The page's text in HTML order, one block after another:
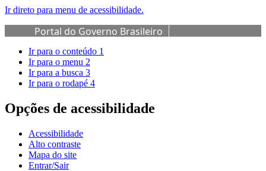
Ir direto para menu de acessibilidade.
Portal do Governo Brasileiro
Ir para o conteúdo 1
Ir para o menu 2
Ir para a busca 3
Ir para o rodapé 4
Opções de acessibilidade
Acessibilidade
Alto contraste
Mapa do site
Entrar/Sair